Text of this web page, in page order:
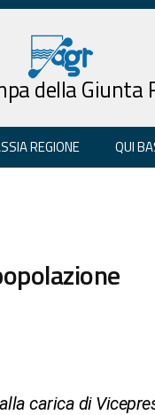
della Giunta
REGIONE QUI
carica di